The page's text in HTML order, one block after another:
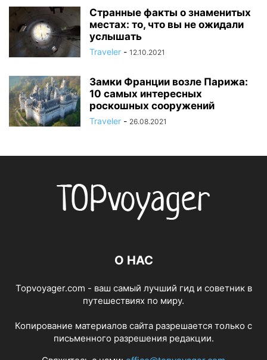
Странные факты о знаменитых
местах: то, что вы не ожидали
услышать
Traveler - 12.10.2021
Замки Франции возле Парижа:
10 самых интересных
роскошных сооружений
Traveler - 26.08.2021
О НАС
Topvoyager.com - ваш самый лучший гид и советник в
путешествиях по миру.
Копирование материалов сайта разрешается только с
письменного разрешения редакции.